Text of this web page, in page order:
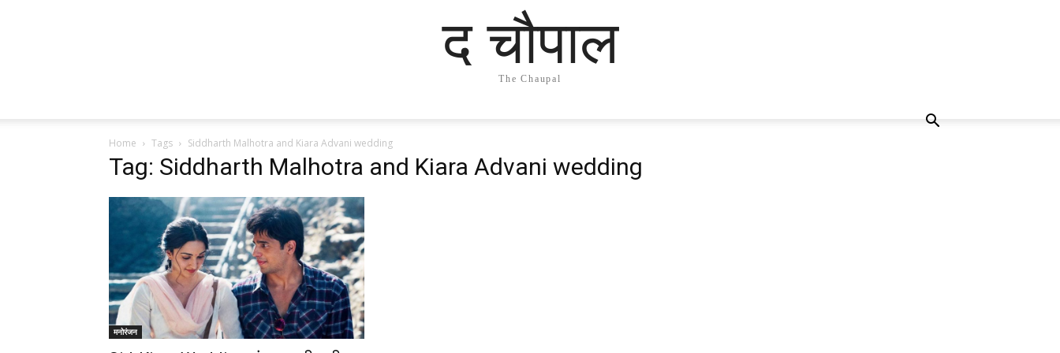
द चौपाल
The Chaupal
Home Tags Siddharth Malhotra and Kiara Advani wedding
Tag: Siddharth Malhotra and Kiara Advani wedding
मनोरंजन